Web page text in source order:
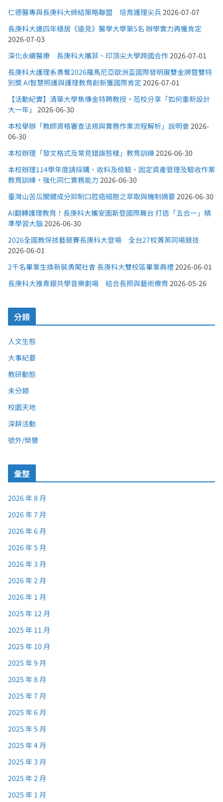
仁德醫專與長庚科大締結策略聯盟 培育護理尖兵2026-07-07
長庚科大連四年穩居《遠見》醫學大學第5名 辦學實力再獲肯定
2026-07-03
深化永續醫療 長庚科大攜菲、印頂尖大學跨國合作2026-07-01
長庚科大護理系勇奪2026羅馬尼亞歐洲盃國際發明展雙金牌暨雙特
別獎 AI智慧照護與護理教育創新獲國際肯定 2026-07-01
【活動紀實】清華大學焦傳金特聘教授，蒞校分享「如何重新設計
大一年」 2026-06-30
本校舉辦「教師資格審查法規與實務作業流程解析」說明會2026-
06-30
本校辦理「發文格式及常見錯誤態樣」教育訓練2026-06-30
本校辦理114學年度請採購、收料及檢驗、固定資產管理及驗收作業
教育訓練，強化同仁實務能力 2026-06-30
臺灣山苦瓜關鍵成分抑制口腔癌細胞之萃取與機制摘要2026-06-30
AI翻轉護理教育！長庚科大攜安圖斯登國際舞台 打造「五合一」精
準學習大腦 2026-06-30
2026全國教保技藝競賽長庚科大登場 全台27校菁英同場競技
2026-06-01
2千名畢業生換新裝勇闖社會 長庚科大雙校區畢業典禮2026-06-01
長庚科大推青銀共學音樂劇場 結合長照與藝術療育 2026-05-26
分類
人文生態
大事紀要
教研動態
未分類
校園天地
深耕活動
號外/榮譽
彙整
2026 年 8 月
2026 年 7 月
2026 年 6 月
2026 年 5 月
2026 年 3 月
2026 年 2 月
2026 年 1 月
2025 年 12 月
2025 年 11 月
2025 年 10 月
2025 年 9 月
2025 年 8 月
2025 年 7 月
2025 年 6 月
2025 年 5 月
2025 年 4 月
2025 年 3 月
2025 年 2 月
2025 年 1 月